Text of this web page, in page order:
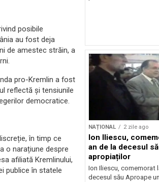
posibile
au fost deja
de amestec străin, a
pro-Kremlin a fost
reflectă și tensiunile
democratice.
în timp ce
o narațiune despre
afiliată Kremlinului,
publice în statele
NAȚIONAL 2 zile ago
Ion Iliescu,
an de la decesul
apropiaților
Ion Iliescu, comemorat
decesul său Aproape